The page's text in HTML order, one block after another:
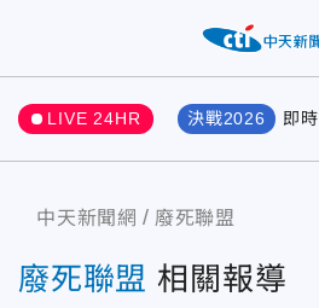
LIVE 24HR 決戰2026 即時
中天新聞網 廢死聯盟
廢死聯盟 相關報導